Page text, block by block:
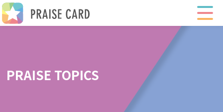
PRAISE TOPICS